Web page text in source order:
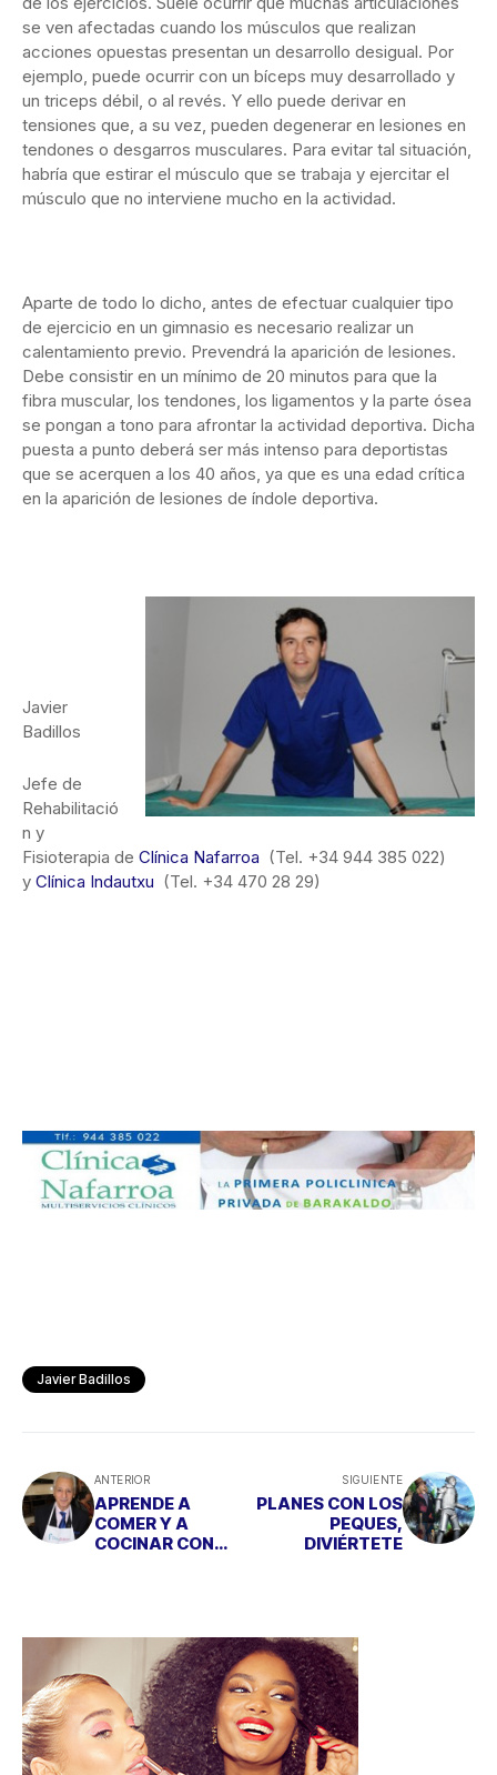
se ven afectadas cuando los músculos que realizan
acciones opuestas presentan un desarrollo desigual. Por
ejemplo, puede ocurrir con un bíceps muy desarrollado y
un triceps débil, o al revés. Y ello puede derivar en
tensiones que, a su vez, pueden degenerar en lesiones en
tendones o desgarros musculares. Para evitar tal situación,
habría que estirar el músculo que se trabaja y ejercitar el
músculo que no interviene mucho en la actividad.
Aparte de todo lo dicho, antes de efectuar cualquier tipo
de ejercicio en un gimnasio es necesario realizar un
calentamiento previo. Prevendrá la aparición de lesiones.
Debe consistir en un mínimo de 20 minutos para que la
fibra muscular, los tendones, los ligamentos y la parte ósea
se pongan a tono para afrontar la actividad deportiva. Dicha
puesta a punto deberá ser más intenso para deportistas
que se acerquen a los 40 años, ya que es una edad crítica
en la aparición de lesiones de índole deportiva.
Javier
Badillos
Jefe de
Rehabilitació
n y
Fisioterapia de Clínica Nafarroa (Tel. +34 944 385 022)
y Clínica Indautxu (Tel. +34 470 28 29)
Javier Badillos
ANTERIOR
APRENDE A
COMER Y A
COCINAR CON
SIGUIENTE
PLANES CON LOS
PEQUES,
DIVIÉRTETE